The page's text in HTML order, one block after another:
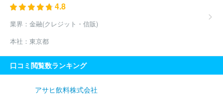
4.8
業界： 金融(クレジット・信販)
本社： 東京都
口コミ閲覧数ランキング
アサヒ飲料株式会社